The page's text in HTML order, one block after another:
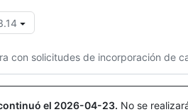
con solicitudes de incorporación de
el 2026-04-23. No se